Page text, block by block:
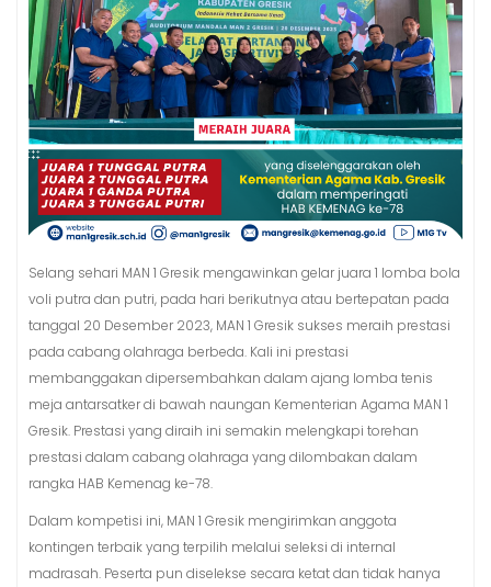
Selang sehari MAN 1 Gresik mengawinkan gelar juara 1 lomba bola
voli putra dan putri, pada hari berikutnya atau bertepatan pada
tanggal 20 Desember 2023, MAN 1 Gresik sukses meraih prestasi
pada cabang olahraga berbeda. Kali ini prestasi
membanggakan dipersembahkan dalam ajang lomba tenis
meja antarsatker di bawah naungan Kementerian Agama MAN 1
Gresik. Prestasi yang diraih ini semakin melengkapi torehan
prestasi dalam cabang olahraga yang dilombakan dalam
rangka HAB Kemenag ke-78.
Dalam kompetisi ini, MAN 1 Gresik mengirimkan anggota
kontingen terbaik yang terpilih melalui seleksi di internal
madrasah. Peserta pun diselekse secara ketat dan tidak hanya